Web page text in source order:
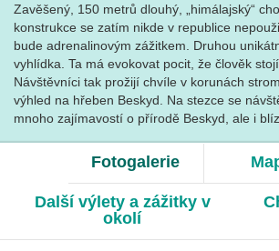
Zavěšený, 150 metrů dlouhý, „himálajský“
konstrukce se zatím nikde v republice
bude adrenalinovým zážitkem. Druhou
vyhlídka. Ta má evokovat pocit, že člověk
Návštěvníci tak prožijí chvíle v korunách
výhled na hřeben Beskyd. Na stezce se
mnoho zajímavostí o přírodě Beskyd, ale i
Fotogalerie
Další výlety a zážitky v
okolí